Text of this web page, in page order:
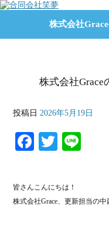
株式会社
株式会社Grace
投稿日 2026年5月19日
Fa
bo
ok
T
tte
r
皆さんこんにちは！
株式会社Grace、更新担当の中